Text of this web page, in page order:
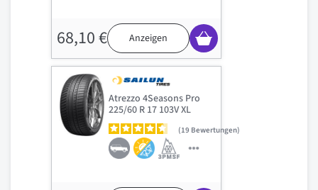
68,10 € Anzeigen
Atrezzo 4Seasons Pro
225/60 R 17 103V XL
19 Bewertungen